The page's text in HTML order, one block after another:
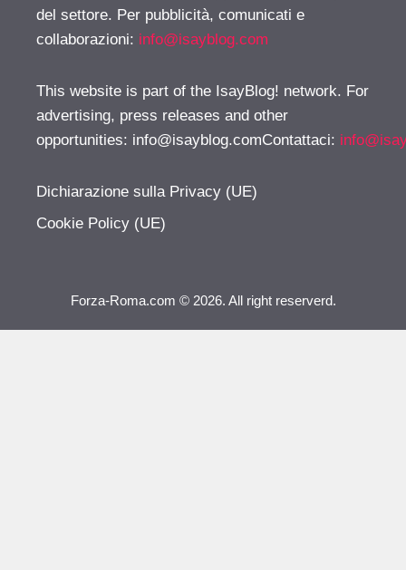
del settore. Per pubblicità, comunicati e
collaborazioni: info@isayblog.com
This website is part of the IsayBlog! network. For
advertising, press releases and other
opportunities: info@isayblog.comContattaci:
Dichiarazione sulla Privacy (UE)
Cookie Policy (UE)
Forza-Roma.com © 2026. All right reserverd.